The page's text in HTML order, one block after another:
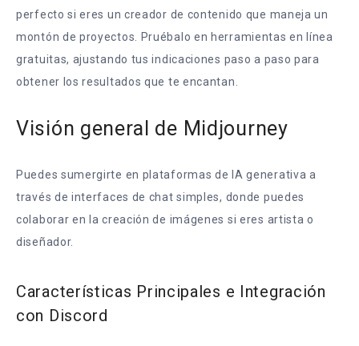
perfecto si eres un creador de contenido que maneja un
montón de proyectos. Pruébalo en herramientas en línea
gratuitas, ajustando tus indicaciones paso a paso para
obtener los resultados que te encantan.
Visión general de Midjourney
Puedes sumergirte en plataformas de IA generativa a
través de interfaces de chat simples, donde puedes
colaborar en la creación de imágenes si eres artista o
diseñador.
Características Principales e Integración
con Discord